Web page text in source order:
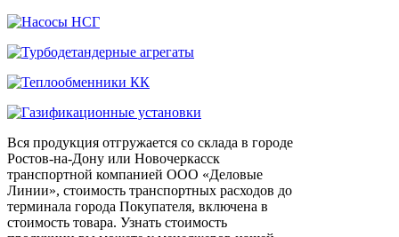
Вся продукция отгружается со склада в городе
Ростов-на-Дону или Новочеркасск
транспортной компанией ООО «Деловые
Линии», стоимость транспортных расходов до
терминала города Покупателя, включена в
стоимость товара. Узнать стоимость